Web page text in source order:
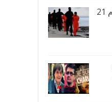
داعش ليبيا تعلن اعدام 21